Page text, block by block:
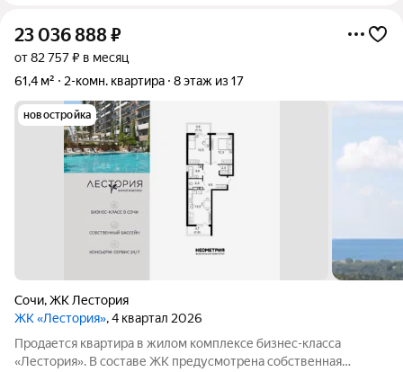
23 036 888₽
от 82 757 ₽ в месяц
61,4 м²
2-комн. квартира 8 этаж из 17
новостройка
Сочи,ЖК Лестория
ЖК «Лестория», 4 квартал 2026
Продается квартира в жилом комплексе бизнес-класса
«Лестория». В составе ЖК предусмотрена собственная